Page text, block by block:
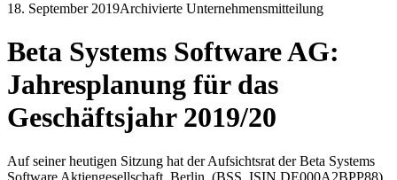
18. September 2019Archivierte Unternehmensmitteilung
Beta Systems Software AG:
Jahresplanung für das
Geschäftsjahr 2019/20
Auf seiner heutigen Sitzung hat der Aufsichtsrat der Beta Systems
Software Aktiengesellschaft, Berlin, (BSS, ISIN DE000A2BPP88)